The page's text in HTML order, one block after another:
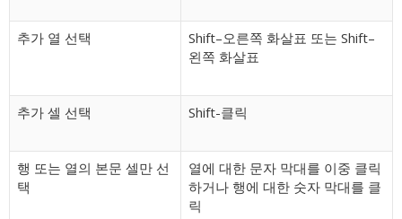
추가 열 선택
Shift–오른쪽 화살표 또는 Shift–
왼쪽 화살표
추가 셀 선택 Shift-클릭
행 또는 열의 본문 셀만 선
택
열에 대한 문자 막대를 이중 클릭
하거나 행에 대한 숫자 막대를 클
릭